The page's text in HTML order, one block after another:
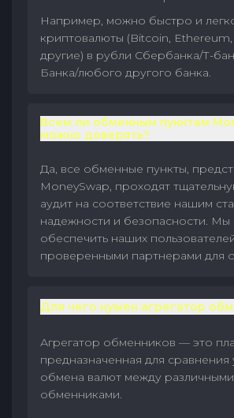
Например, можно быстро и
криптовалюты (Bitcoin, Ethereum,
другие) в рубли Сбербанка/Т-
Банка/любого другого банка.
Всем ли обменным пунктам
можно доверять?
Да, все обменные пункты,
MoneySwap, проходят
аудит на соответствие нашим
надежности и безопасности. Мы
обеспечить наших
проверенными партнерами для
Для чего нужен агрегатор
Агрегатор обменников — это
предназначенная для сравнения
обмена валют между различными
обменниками.